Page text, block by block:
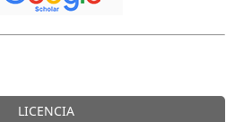
LICENCIA